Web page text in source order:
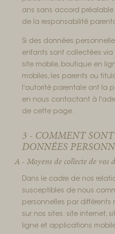
ans sans accord
de la responsabilité
Si des données
enfants sont collectées via
site mobile, boutique en
mobiles, les parents ou
l'autorité parentale ont la
en nous contactant à
de cette page.
3 - COMMENT
DONNÉES
A - Moyens de collecte de vos
Dans le cadre de nos
susceptibles de nous
personnelles par
sur nos sites: site internet,
ligne et applications